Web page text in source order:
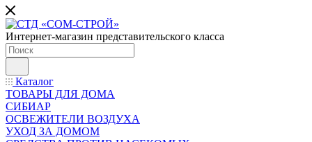
Интернет-магазин представительского класса
Каталог
ТОВАРЫ ДЛЯ ДОМА
СИБИАР
ОСВЕЖИТЕЛИ ВОЗДУХА
УХОД ЗА ДОМОМ